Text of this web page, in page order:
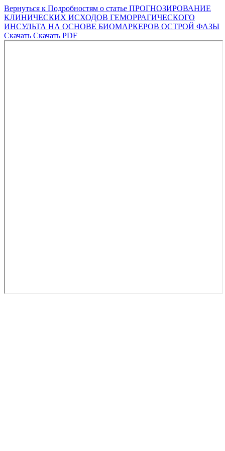
Вернуться к Подробностям о статье ПРОГНОЗИРОВАНИЕ
КЛИНИЧЕСКИХ ИСХОДОВ ГЕМОРРАГИЧЕСКОГО
ИНСУЛЬТА НА ОСНОВЕ БИОМАРКЕРОВ ОСТРОЙ ФАЗЫ
Скачать Скачать PDF